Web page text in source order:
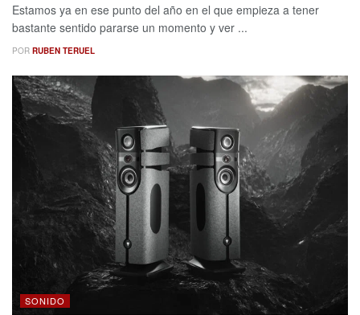
Estamos ya en ese punto del año en el que empieza a tener
bastante sentido pararse un momento y ver ...
POR RUBEN TERUEL
SONIDO